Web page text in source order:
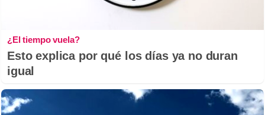
¿El tiempo vuela?
Esto explica por qué los días ya no duran
igual